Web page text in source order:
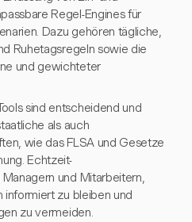
Regel-Engines für
Dazu gehören tägliche,
Ruhetagsregeln sowie die
und gewichteter
sind entscheidend und
als auch
wie das FLSA und Gesetze
Echtzeit-
und Mitarbeitern,
informiert zu bleiben und
zu vermeiden.